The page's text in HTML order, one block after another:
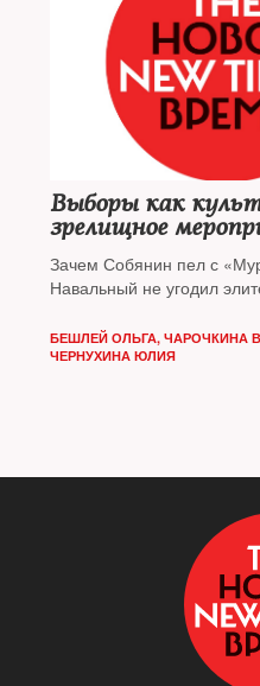
Выборы как
зрелищное
Зачем Собянин пел с
Навальный не угодил
БЕШЛЕЙ ОЛЬГА, ЧАРОЧКИНА
ЧЕРНУХИНА ЮЛИЯ